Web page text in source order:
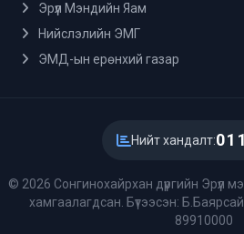
Эрүүл Мэндийн Яам
Нийслэлийн ЭМГ
ЭМД-ын ерөнхий газар
Нийт хандалт:
© 2026 Сонгинохайрхан дүүргийн Эрүүл
хамгаалагдсан. Бүтээсэн:
89910000